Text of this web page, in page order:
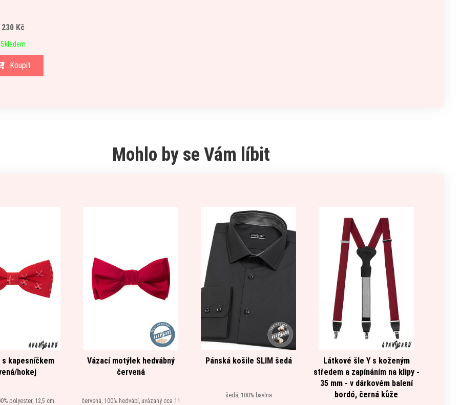
230 Kč
Skladem
Koupit
Mohlo by se Vám líbit
kapesníčkem
hokej
polyester, 12,5 cm
Vázací motýlek hedvábný
červená
červená, 100% hedvábí, uvázaný cca 11
Pánská košile SLIM šedá
šedá, 100% bavlna
Látkové šle Y s koženým
středem a zapínáním na klipy -
35 mm - v dárkovém balení
bordó, černá kůže